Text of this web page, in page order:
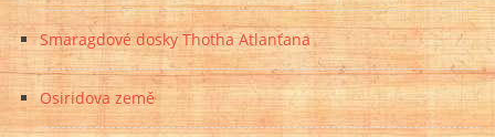
Smaragdové dosky Thotha Atlanťana
Osiridova země